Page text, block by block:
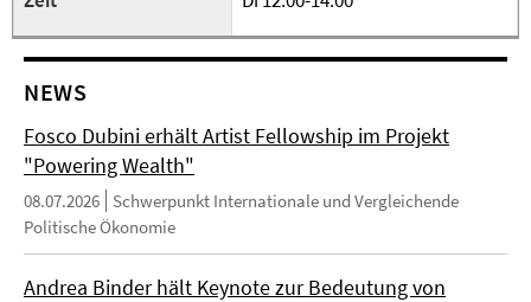
NEWS
Fosco Dubini erhält Artist Fellowship im Projekt
"Powering Wealth"
08.07.2026
Schwerpunkt Internationale und Vergleichende
Politische Ökonomie
Andrea Binder hält Keynote zur Bedeutung von